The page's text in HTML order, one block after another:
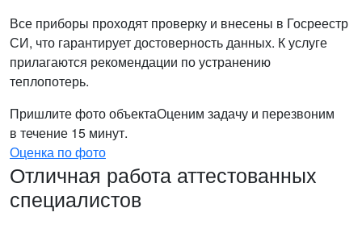
Все приборы проходят проверку и внесены в Госреестр
СИ, что гарантирует достоверность данных. К услуге
прилагаются рекомендации по устранению
теплопотерь.
Пришлите фото объектаОценим задачу и перезвоним
в течение 15 минут.
Оценка по фото
Отличная работа аттестованных
специалистов